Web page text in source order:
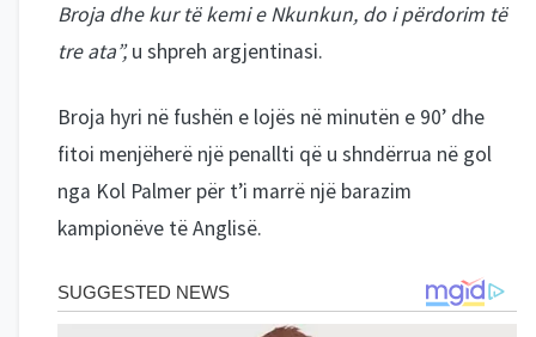
Broja dhe kur të kemi e Nkunkun, do i përdorim të
tre ata”,u shpreh argjentinasi.
Broja hyri në fushën e lojës në minutën e 90’ dhe
fitoi menjëherë një penallti që u shndërrua në gol
nga Kol Palmer për t’i marrë një barazim
kampionëve të Anglisë.